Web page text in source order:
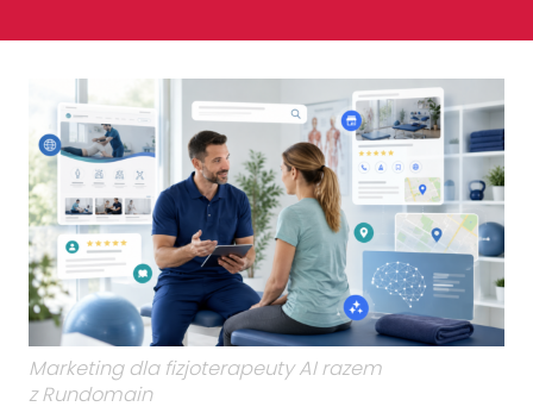
Marketing dla fizjoterapeuty AI razem
z Rundomain